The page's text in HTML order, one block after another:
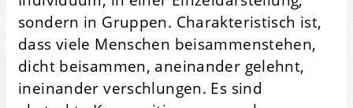
sondern in Gruppen. Charakteristisch ist,
dass viele Menschen beisammenstehen,
dicht beisammen, aneinander gelehnt,
ineinander verschlungen. Es sind